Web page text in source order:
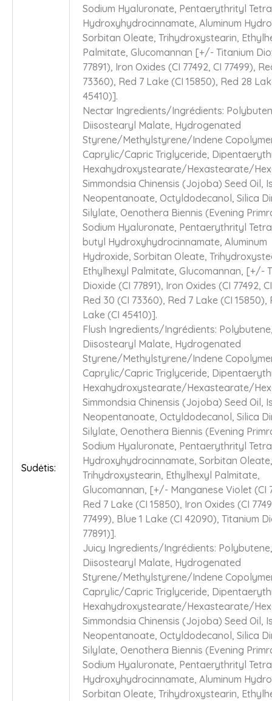
Sudėtis:
Sodium Hyaluronate, Pentaerythrityl
Hydroxyhydrocinnamate, Aluminum
Sorbitan Oleate, Trihydroxystearin,
Palmitate, Glucomannan [+/- Titanium
77891), Iron Oxides (CI 77492, CI 77499),
73360), Red 7 Lake (CI 15850), Red 28
45410)].
Nectar Ingredients/Ingrédients:
Diisostearyl Malate, Hydrogenated
Styrene/Methylstyrene/Indene
Caprylic/Capric Triglyceride,
Hexahydroxystearate/Hexastearate/
Simmondsia Chinensis (Jojoba) Seed Oil,
Neopentanoate, Octyldodecanol, Silica
Silylate, Oenothera Biennis (Evening
Sodium Hyaluronate, Pentaerythrityl
butyl Hydroxyhydrocinnamate, Aluminum
Hydroxide, Sorbitan Oleate,
Ethylhexyl Palmitate, Glucomannan, [+/-
Dioxide (CI 77891), Iron Oxides (CI 77492,
Red 30 (CI 73360), Red 7 Lake (CI 15850),
Lake (CI 45410)].
Flush Ingredients/Ingrédients:
Diisostearyl Malate, Hydrogenated
Styrene/Methylstyrene/Indene
Caprylic/Capric Triglyceride,
Hexahydroxystearate/Hexastearate/
Simmondsia Chinensis (Jojoba) Seed Oil,
Neopentanoate, Octyldodecanol, Silica
Silylate, Oenothera Biennis (Evening
Sodium Hyaluronate, Pentaerythrityl
Hydroxyhydrocinnamate, Sorbitan
Trihydroxystearin, Ethylhexyl Palmitate,
Glucomannan, [+/- Manganese Violet (CI
Red 7 Lake (CI 15850), Iron Oxides (CI
77499), Blue 1 Lake (CI 42090), Titanium
77891)].
Juicy Ingredients/Ingrédients:
Diisostearyl Malate, Hydrogenated
Styrene/Methylstyrene/Indene
Caprylic/Capric Triglyceride,
Hexahydroxystearate/Hexastearate/
Simmondsia Chinensis (Jojoba) Seed Oil,
Neopentanoate, Octyldodecanol, Silica
Silylate, Oenothera Biennis (Evening
Sodium Hyaluronate, Pentaerythrityl
Hydroxyhydrocinnamate, Aluminum
Sorbitan Oleate, Trihydroxystearin,